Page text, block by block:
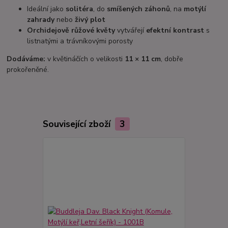
Ideální jako solitéra, do smíšených záhonů, na motýlí
zahradyneboživý plot
Orchidejově růžové květyvytvářejí efektní kontrast s
listnatými a trávníkovými porosty
Dodáváme: v květináčích o velikosti 11 × 11 cm, dobře
prokořeněné.
Související zboží 3